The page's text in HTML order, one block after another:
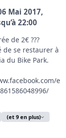
Mai 2017,
22:00
de 2€ ???
de se restaurer à
du Bike Park.
e
(et 9 en plus)